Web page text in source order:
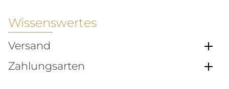
Wissenswertes
Versand
Zahlungsarten